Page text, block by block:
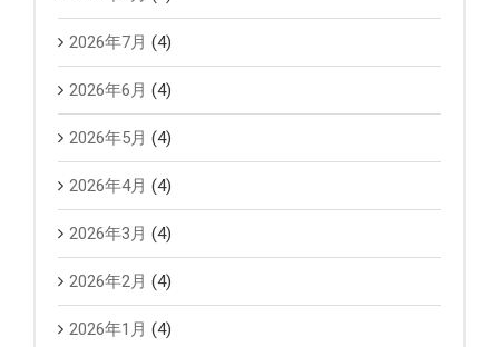
2026年7月 (4)
2026年6月 (4)
2026年5月 (4)
2026年4月 (4)
2026年3月 (4)
2026年2月 (4)
2026年1月 (4)